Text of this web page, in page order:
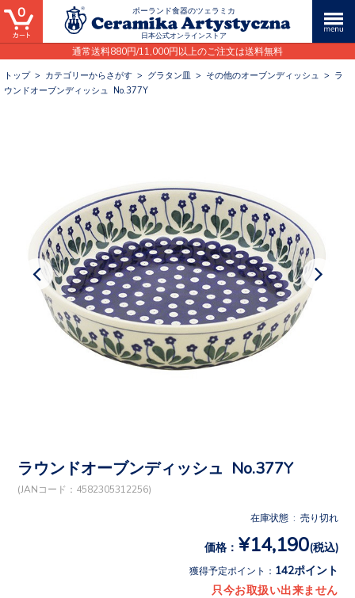
ポーランド食器のツェラミカ
日本公式オンラインストア
通常送料880円/11,000円以上のご注文は送料無料
0
トップ> カテゴリーからさがす > グラタン皿 > その他のオーブンディッシュ > ラ
ウンドオーブンディッシュ No.377Y
ラウンドオーブンディッシュ No.377Y
(JANコード：4582305312256)
在庫状態 : 売り切れ
価格： ¥14,190(税込)
獲得予定ポイント： 142ポイント
只今お取扱い出来ません